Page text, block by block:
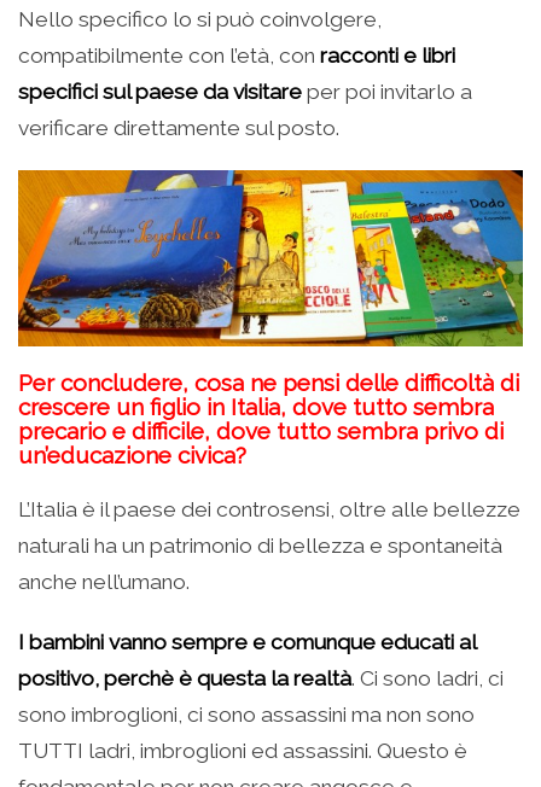
Nello specifico lo si può coinvolgere,
compatibilmente con l’età, con racconti e libri
specifici sul paese da visitare per poi invitarlo a
verificare direttamente sul posto.
Per concludere, cosa ne pensi delle difficoltà di
crescere un figlio in Italia, dove tutto sembra
precario e difficile, dove tutto sembra privo di
un’educazione civica?
L’Italia è il paese dei controsensi, oltre alle bellezze
naturali ha un patrimonio di bellezza e spontaneità
anche nell’umano.
I bambini vanno sempre e comunque educati al
positivo, perchè è questa la realtà. Ci sono ladri, ci
sono imbroglioni, ci sono assassini ma non sono
TUTTI ladri, imbroglioni ed assassini. Questo è